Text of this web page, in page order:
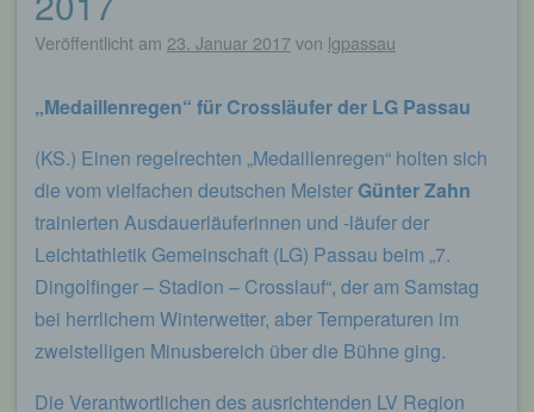
Veröffentlicht am 23. Januar 2017 von lgpassau
„Medaillenregen“ für Crossläufer der LG Passau
(KS.) Einen regelrechten „Medaillenregen“ holten sich
die vom vielfachen deutschen MeisterGünter Zahn
trainierten Ausdauerläuferinnen und -läufer der
Leichtathletik Gemeinschaft (LG) Passau beim „7.
Dingolfinger – Stadion – Crosslauf“, der am Samstag
bei herrlichem Winterwetter, aber Temperaturen im
zweistelligen Minusbereich über die Bühne ging.
Die Verantwortlichen des ausrichtenden LV Region